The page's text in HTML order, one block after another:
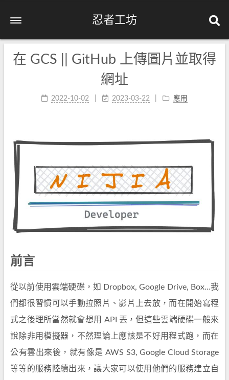
忍者工坊
在 GCS || GitHub 上傳圖片並取得
網址
2022-10-02 2023-03-22 應用
前言
從以前使用雲端硬碟，如 Dropbox, Google Drive, Box…我
們都很習慣可以手動拉照片、影片上去放，而在開始寫程
式之後理所當然就會想用 API 丟，但這些雲端硬碟一般來
說除非用模擬器，不然理論上應該是不好用程式跑，而在
公有雲出來後，就有像是 AWS S3, Google Cloud Storage
等等的服務陸續出來，讓大家可以使用他們的服務建立自